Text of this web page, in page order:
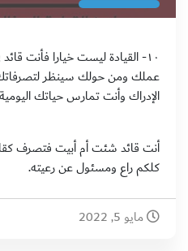
‏١٠- القيادة ليست خيارا فأنت
عملك ومن حولك سينظر لتصرفاتك
الإدراك وأنت تمارس حياتك
أنت قائد شئت أم أبيت فتصرف
‏كلكم راع ومسئول عن رعيته.
مايو 5, 2022